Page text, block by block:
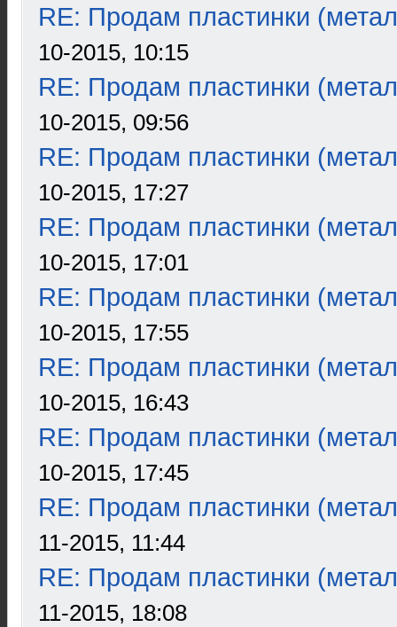
RE: Продам пластинки
10-2015, 10:15
RE: Продам пластинки
10-2015, 09:56
RE: Продам пластинки
10-2015, 17:27
RE: Продам пластинки
10-2015, 17:01
RE: Продам пластинки
10-2015, 17:55
RE: Продам пластинки
10-2015, 16:43
RE: Продам пластинки
10-2015, 17:45
RE: Продам пластинки
11-2015, 11:44
RE: Продам пластинки
11-2015, 18:08